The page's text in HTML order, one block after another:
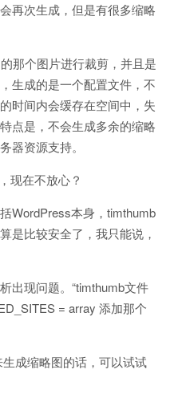
再次生成，但是有很多缩略
那个图片进行裁剪，并且是
生成的是一个配置文件，不
时间内会缓存在空间中，失
点是，不会生成多余的缩略
器资源支持。
现在不放心？
WordPress本身，timthumb
是比较安全了，我只能说，
出现问题。“timthumb文件
= array 添加那个
成缩略图的话，可以试试